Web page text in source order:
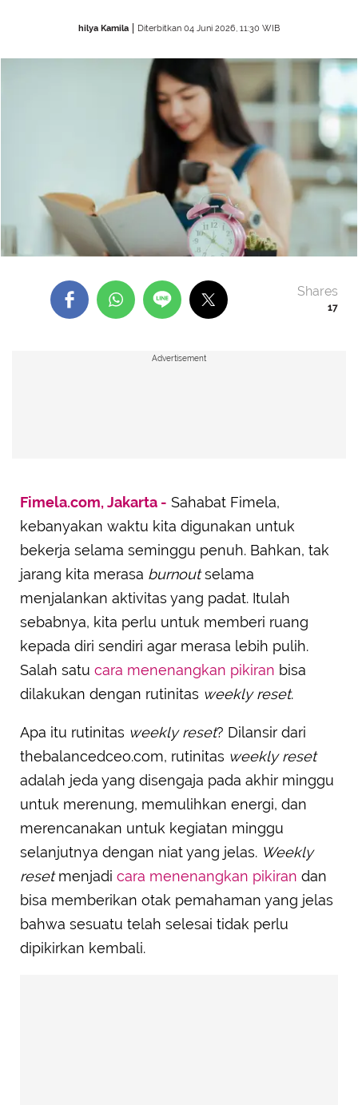
hilya Kamila Diterbitkan 04 Juni 2026, 11:30 WIB
17
Shares
Advertisement
Fimela.com, Jakarta - Sahabat Fimela,
kebanyakan waktu kita digunakan untuk
bekerja selama seminggu penuh. Bahkan, tak
jarang kita merasa burnoutselama
menjalankan aktivitas yang padat. Itulah
sebabnya, kita perlu untuk memberi ruang
kepada diri sendiri agar merasa lebih pulih.
Salah satu cara menenangkan pikiran bisa
dilakukan dengan rutinitas weekly reset.
Apa itu rutinitas weekly reset? Dilansir dari
thebalancedceo.com, rutinitas weekly reset
adalah jeda yang disengaja pada akhir minggu
untuk merenung, memulihkan energi, dan
merencanakan untuk kegiatan minggu
selanjutnya dengan niat yang jelas. Weekly
resetmenjadi cara menenangkan pikiran dan
bisa memberikan otak pemahaman yang jelas
bahwa sesuatu telah selesai tidak perlu
dipikirkan kembali.